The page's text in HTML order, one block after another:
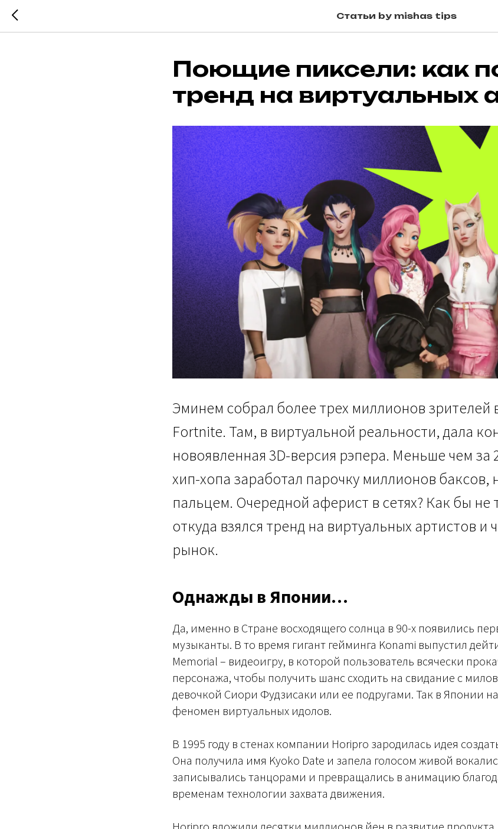
Статьи by mishas tips
Поющие пиксели: как
тренд на виртуальных
Эминем собрал более трех миллионов зрителей
Fortnite. Там, в виртуальной реальности, дала
новоявленная 3D-версия рэпера. Меньше чем за
хип-хопа заработал парочку миллионов баксов,
пальцем. Очередной аферист в сетях? Как бы не
откуда взялся тренд на виртуальных артистов и
рынок.
Однажды в Японии…
Да, именно в Стране восходящего солнца в 90-х появились
музыканты. В то время гигант гейминга Konami выпустил
Memorial – видеоигру, в которой пользователь всячески
персонажа, чтобы получить шанс сходить на свидание с
девочкой Сиори Фудзисаки или ее подругами. Так в Японии
феномен виртуальных идолов.
В 1995 году в стенах компании Horipro зародилась идея
Она получила имя Kyoko Date и запела голосом живой
записывались танцорами и превращались в анимацию
временам технологии захвата движения.
Horipro вложили десятки миллионов йен в развитие